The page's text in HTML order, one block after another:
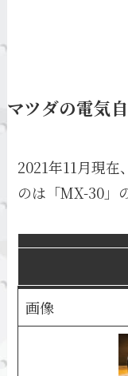
マツダの電気
2021年11月現在
のは「MX-30」
画像